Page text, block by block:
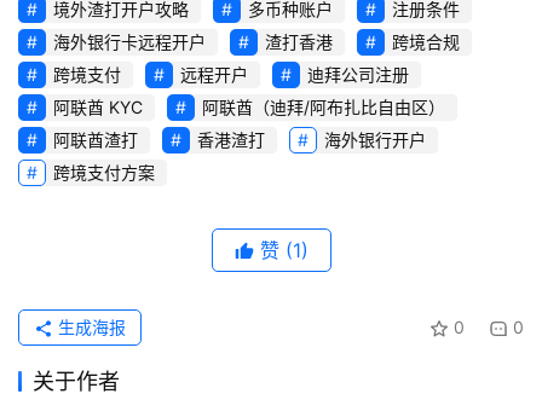
境外渣打开户攻略
多币种账户
注册条件
海外银行卡远程开户
渣打香港
跨境合规
跨境支付
远程开户
迪拜公司注册
阿联酋 KYC
阿联酋（迪拜/阿布扎比自由区）
阿联酋渣打
香港渣打
海外银行开户
跨境支付方案
赞 (1)
0 0
生成海报
关于作者